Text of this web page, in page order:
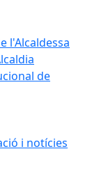
l'Alcaldessa
de
i notícies